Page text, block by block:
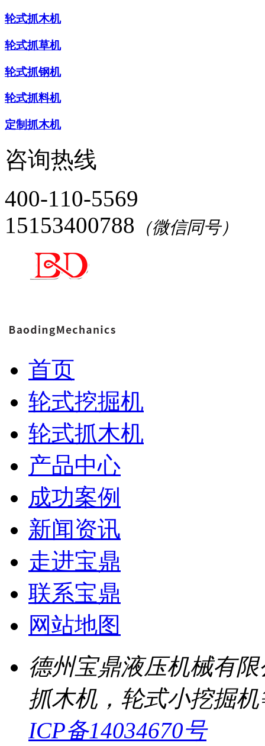
轮式抓木机
轮式抓草机
轮式抓钢机
轮式抓料机
定制抓木机
咨询热线
400-110-5569
15153400788 （微信同号）
首页
轮式挖掘机
轮式抓木机
产品中心
成功案例
新闻资讯
走进宝鼎
联系宝鼎
网站地图
德州宝鼎液压机械有
抓木机，轮式小挖掘
ICP备14034670号